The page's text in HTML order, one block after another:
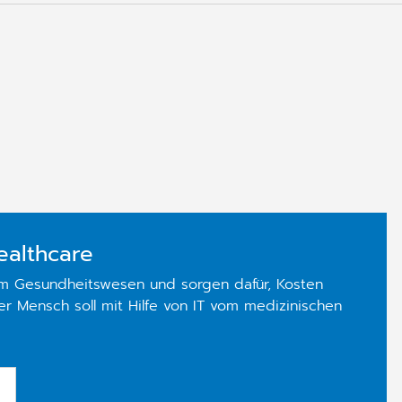
Gesundheitswesen und sorgen dafür, Kosten
Mensch soll mit Hilfe von IT vom medizinischen